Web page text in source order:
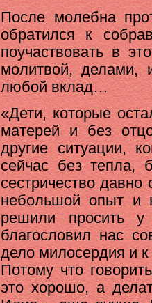
После молебна
обратился к
поучаствовать в
молитвой, делами,
любой вклад…
«Дети, которые
матерей и без
другие ситуации,
сейчас без
сестричество давно
небольшой опыт и
решили просить
благословил нас
дело милосердия и
Потому что
это хорошо, а